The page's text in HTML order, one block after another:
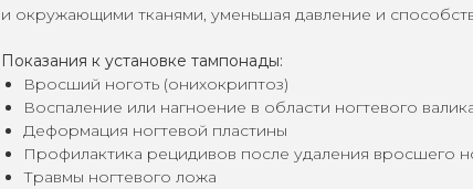
и окружающими тканями, уменьшая давление и
Показания к установке тампонады:
Вросший ноготь (онихокриптоз)
Воспаление или нагноение в области ногтевого
Деформация ногтевой пластины
Профилактика рецидивов после удаления вросшего
Травмы ногтевого ложа